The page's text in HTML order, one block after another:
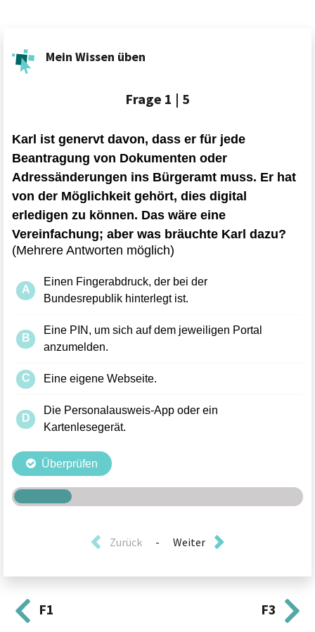
Mein Wissen üben
Frage 1 | 5
Zurück - Weiter
F1 F3